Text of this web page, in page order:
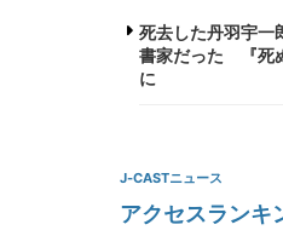
死去した丹羽宇一
書家だった 『死
に
J-CASTニュース
アクセスランキ